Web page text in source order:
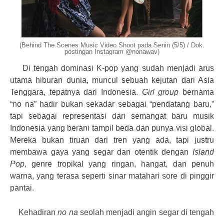
(Behind The Scenes Music Video Shoot pada Senin (5/5) / Dok.
postingan Instagram @nonawav)
Di tengah dominasi K-pop yang sudah menjadi arus
utama hiburan dunia, muncul sebuah kejutan dari Asia
Tenggara, tepatnya dari Indonesia. Girl group bernama
“no na” hadir bukan sekadar sebagai “pendatang baru,”
tapi sebagai representasi dari semangat baru musik
Indonesia yang berani tampil beda dan punya visi global.
Mereka bukan tiruan dari tren yang ada, tapi justru
membawa gaya yang segar dan otentik dengan Island
Pop, genre tropikal yang ringan, hangat, dan penuh
warna, yang terasa seperti sinar matahari sore di pinggir
pantai.
Kehadiranno na seolah menjadi angin segar di tengah